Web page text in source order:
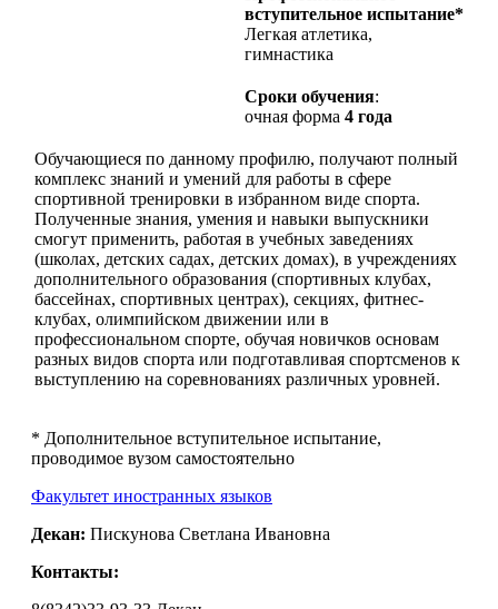
вступительное испытание*
Легкая атлетика,
гимнастика
Сроки обучения:
очная форма 4 года
Обучающиеся по данному профилю, получают полный
комплекс знаний и умений для работы в сфере
спортивной тренировки в избранном виде спорта.
Полученные знания, умения и навыки выпускники
смогут применить, работая в учебных заведениях
(школах, детских садах, детских домах), в учреждениях
дополнительного образования (спортивных клубах,
бассейнах, спортивных центрах), секциях, фитнес-
клубах, олимпийском движении или в
профессиональном спорте, обучая новичков основам
разных видов спорта или подготавливая спортсменов к
выступлению на соревнованиях различных уровней.
* Дополнительное вступительное испытание,
проводимое вузом самостоятельно
Факультет иностранных языков
Декан: Пискунова Светлана Ивановна
Контакты: